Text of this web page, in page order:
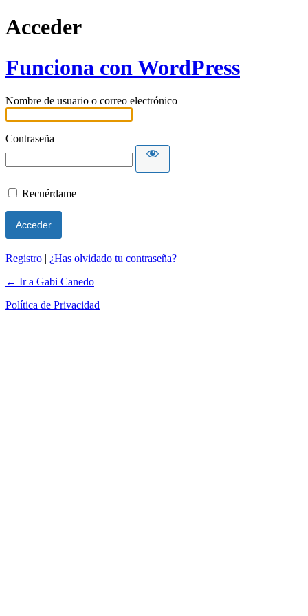
Acceder
Funciona con WordPress
Nombre de usuario o correo electrónico
Contraseña
Recuérdame
Registro | ¿Has olvidado tu contraseña?
← Ir a Gabi Canedo
Política de Privacidad